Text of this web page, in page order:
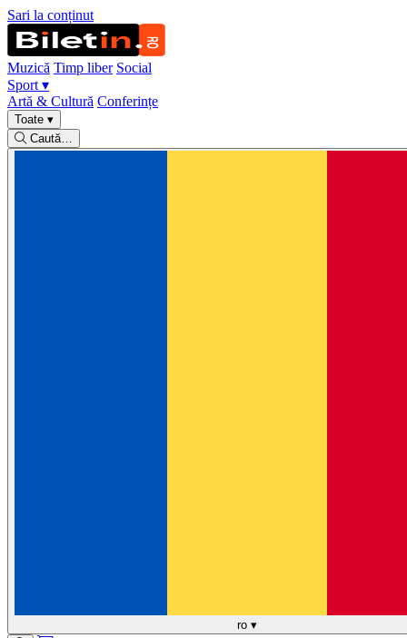
Sari la conținut
Muzică Timp liber Social
Sport ▾
Artă & Cultură Conferințe
Toate ▾
Caută…
ro ▾